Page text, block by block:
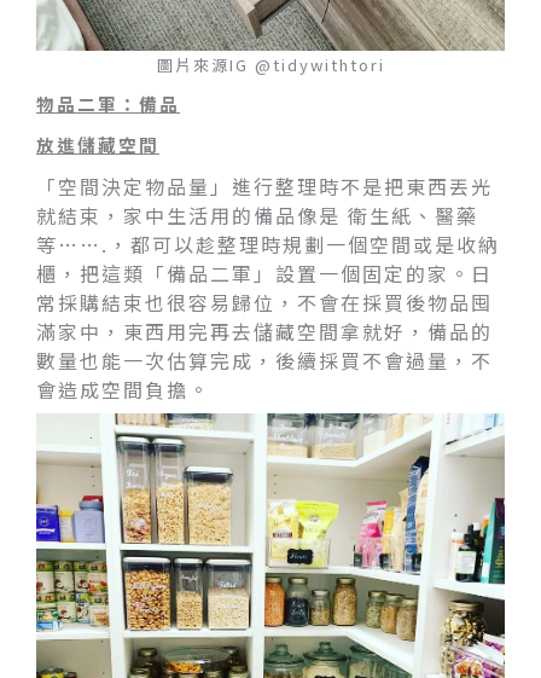
圖片來源IG @tidywithtori
物品二軍：備品
放進儲藏空間
「空間決定物品量」進行整理時不是把東西丟光
就結束，家中生活用的備品像是 衛生紙、醫藥
等…….，都可以趁整理時規劃一個空間或是收納
櫃，把這類「備品二軍」設置一個固定的家。日
常採購結束也很容易歸位，不會在採買後物品囤
滿家中，東西用完再去儲藏空間拿就好，備品的
數量也能一次估算完成，後續採買不會過量，不
會造成空間負擔。